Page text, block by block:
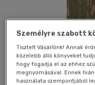
Kívánságlistához adom
Személyre szabott
Tisztelt Vásárlónk! Annak
közelebb álló könyveket
hogy fogadja el az ehhez
megnyomásával. Ennek
használata szempontjából